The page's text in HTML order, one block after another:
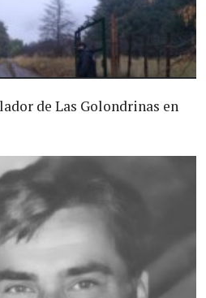
de Las Golondrinas en